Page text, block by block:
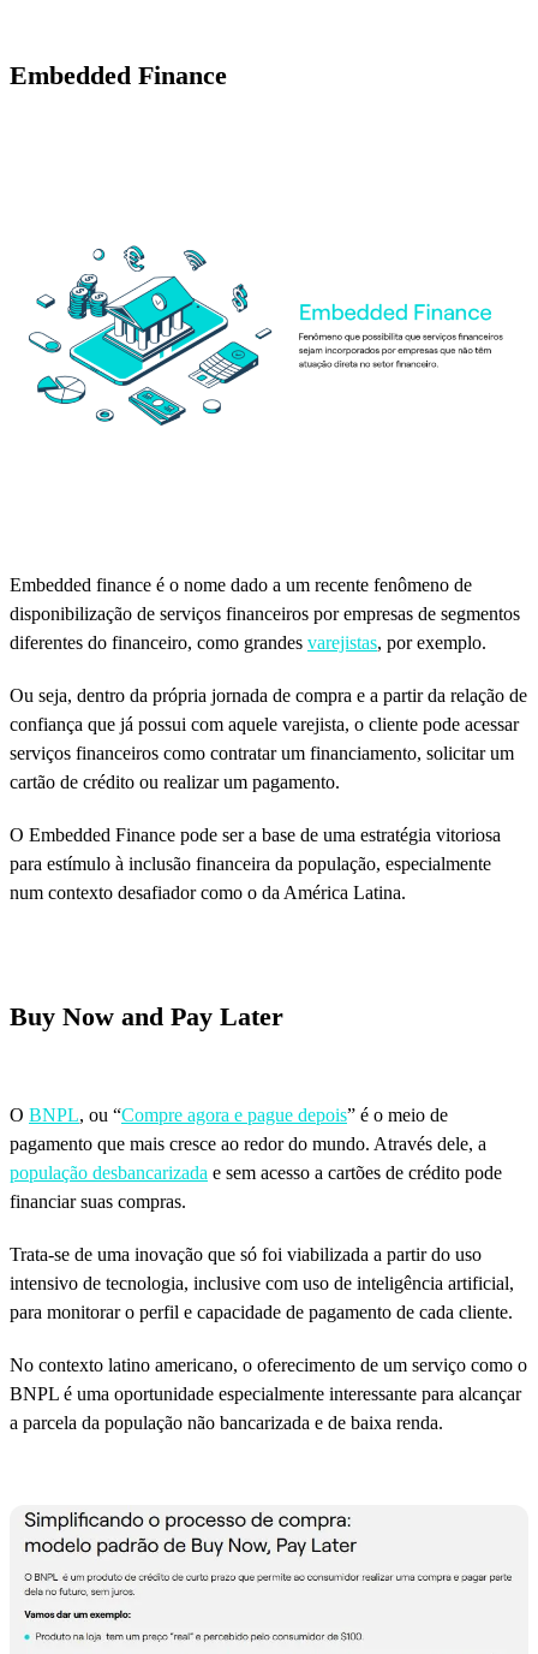
Embedded Finance
Embedded finance é o nome dado a um recente fenômeno de
disponibilização de serviços financeiros por empresas de segmentos
diferentes do financeiro, como grandes varejistas, por exemplo.
Ou seja, dentro da própria jornada de compra e a partir da relação de
confiança que já possui com aquele varejista, o cliente pode acessar
serviços financeiros como contratar um financiamento, solicitar um
cartão de crédito ou realizar um pagamento.
O Embedded Finance pode ser a base de uma estratégia vitoriosa
para estímulo à inclusão financeira da população, especialmente
num contexto desafiador como o da América Latina.
Buy Now and Pay Later
O BNPL, ou “Compre agora e pague depois” é o meio de
pagamento que mais cresce ao redor do mundo. Através dele, a
população desbancarizada e sem acesso a cartões de crédito pode
financiar suas compras.
Trata-se de uma inovação que só foi viabilizada a partir do uso
intensivo de tecnologia, inclusive com uso de inteligência artificial,
para monitorar o perfil e capacidade de pagamento de cada cliente.
No contexto latino americano, o oferecimento de um serviço como o
BNPL é uma oportunidade especialmente interessante para alcançar
a parcela da população não bancarizada e de baixa renda.